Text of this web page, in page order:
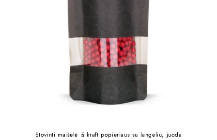
Stovinti maišelė iš kraft popieriaus su langeliu, juoda